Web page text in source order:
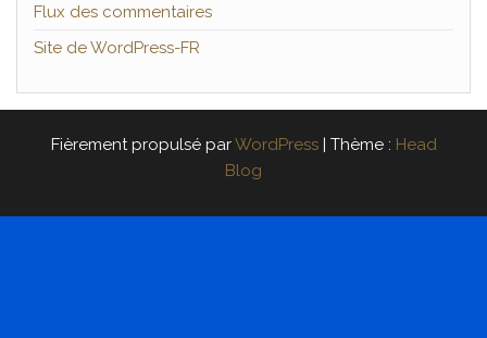
Flux des commentaires
Site de WordPress-FR
Fièrement propulsé parWordPress | Thème : Head
Blog